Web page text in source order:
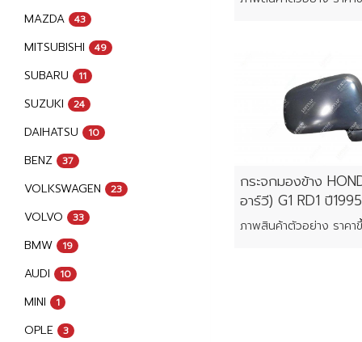
MAZDA 43
MITSUBISHI 49
SUBARU 11
SUZUKI 24
DAIHATSU 10
BENZ 37
VOLKSWAGEN 23
VOLVO 33
BMW 19
AUDI 10
MINI 1
OPLE 3
กระจกมองข้าง
อาร์วี) G1 RD1 ปี